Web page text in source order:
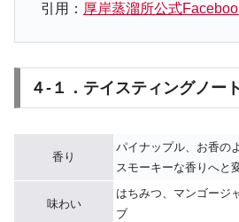
引用： 厚岸蒸溜所公式
４-１．テイスティングノート
香り
パイナップル、お香の
スモーキーな香りへと
味わい
はちみつ、マンゴージ
ブ